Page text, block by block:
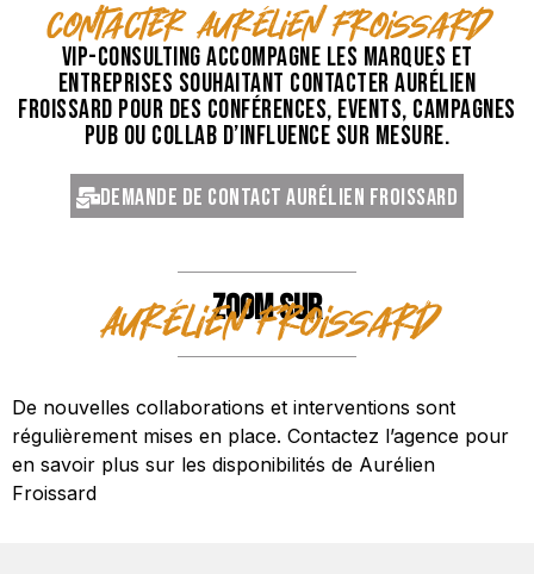
contacter Aurélien Froissard
VIP-Consulting accompagne les marques et
entreprises souhaitant contacter Aurélien
Froissard pour des conférences, events, campagnes
pub ou collab d’influence sur mesure.
Demande de contact Aurélien Froissard
ZOOM SUR
Aurélien Froissard
De nouvelles collaborations et interventions sont
régulièrement mises en place. Contactez l’agence pour
en savoir plus sur les disponibilités de Aurélien
Froissard